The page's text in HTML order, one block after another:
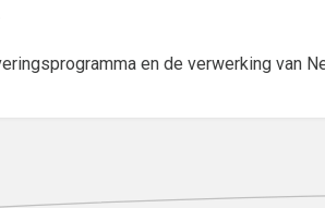
en de verwerking van